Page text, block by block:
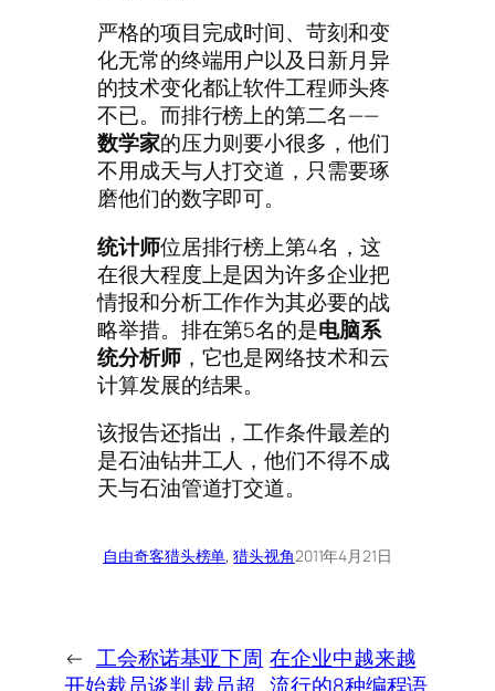
严格的项目完成时间、苛刻和变
化无常的终端用户以及日新月异
的技术变化都让软件工程师头疼
不已。而排行榜上的第二名——
数学家的压力则要小很多，他们
不用成天与人打交道，只需要琢
磨他们的数字即可。
统计师位居排行榜上第4名，这
在很大程度上是因为许多企业把
情报和分析工作作为其必要的战
略举措。排在第5名的是电脑系
统分析师，它也是网络技术和云
计算发展的结果。
该报告还指出，工作条件最差的
是石油钻井工人，他们不得不成
天与石油管道打交道。
自由奇客猎头榜单, 猎头视角2011年4月21日
← 工会称诺基亚下周 在企业中越来越